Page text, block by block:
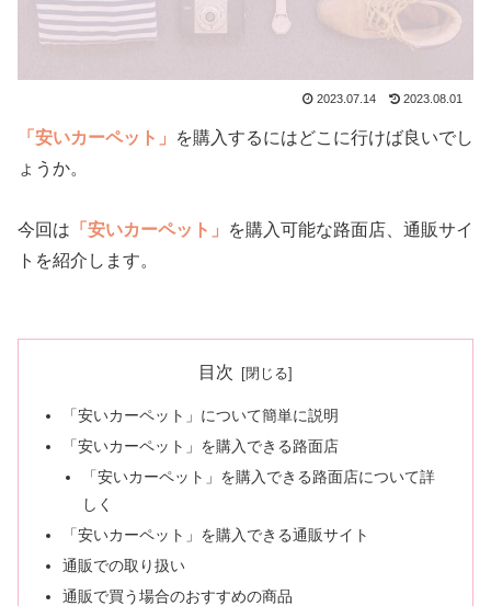
2023.07.14 2023.08.01
「安いカーペット」
を購入するにはどこに行けば良いでし
ょうか。
今回は 「安いカーペット」
を購入可能な路面店、通販サイ
トを紹介します。
目次
「安いカーペット」について簡単に説明
「安いカーペット」を購入できる路面店
「安いカーペット」を購入できる路面店について詳
しく
「安いカーペット」を購入できる通販サイト
通販での取り扱い
通販で買う場合のおすすめの商品